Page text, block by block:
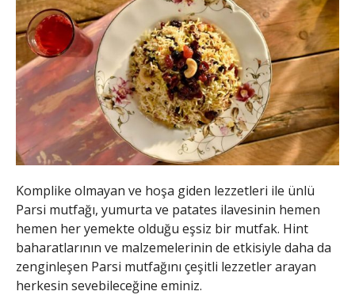
Komplike olmayan ve hoşa giden lezzetleri ile ünlü
Parsi mutfağı, yumurta ve patates ilavesinin hemen
hemen her yemekte olduğu eşsiz bir mutfak. Hint
baharatlarının ve malzemelerinin de etkisiyle daha da
zenginleşen Parsi mutfağını çeşitli lezzetler arayan
herkesin sevebileceğine eminiz.